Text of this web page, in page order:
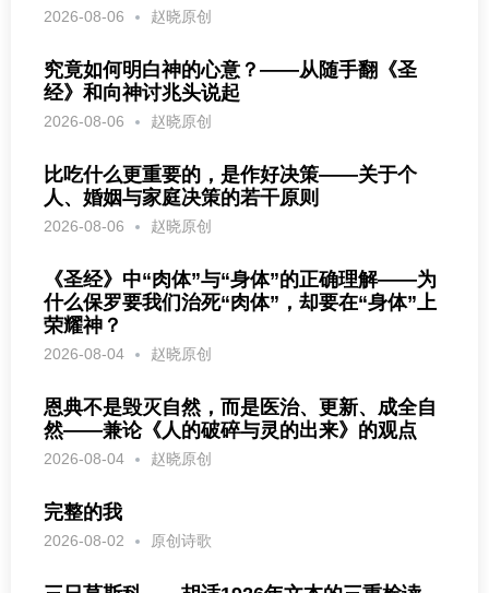
2026-08-06 赵晓原创
究竟如何明白神的心意？——从随手翻《圣
经》和向神讨兆头说起
2026-08-06 赵晓原创
比吃什么更重要的，是作好决策——关于个
人、婚姻与家庭决策的若干原则
2026-08-06 赵晓原创
《圣经》中“肉体”与“身体”的正确理解——为
什么保罗要我们治死“肉体”，却要在“身体”上
荣耀神？
2026-08-04 赵晓原创
恩典不是毁灭自然，而是医治、更新、成全自
然——兼论《人的破碎与灵的出来》的观点
2026-08-04 赵晓原创
完整的我
2026-08-02 原创诗歌